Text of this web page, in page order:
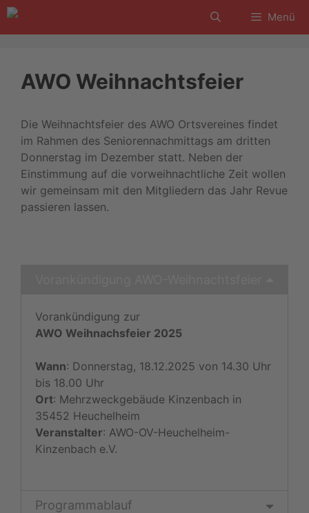
Zum
Menü
AWO Weihnachtsfeier
Die Weihnachtsfeier des AWO Ortsvereines findet
im Rahmen des Seniorennachmittags am dritten
Donnerstag im Dezember statt. Neben der
Einstimmung auf die vorweihnachtliche Zeit wollen
wir gemeinsam mit den Mitgliedern das Jahr Revue
passieren lassen.
Vorankündigung zur
AWO Weihnachsfeier 2025
Wann: Donnerstag, 18.12.2025 von 14.30 Uhr
bis 18.00 Uhr
Ort: Mehrzweckgebäude Kinzenbach in
35452 Heuchelheim
Veranstalter: AWO-OV-Heuchelheim-
Kinzenbach e.V.
Programmablauf